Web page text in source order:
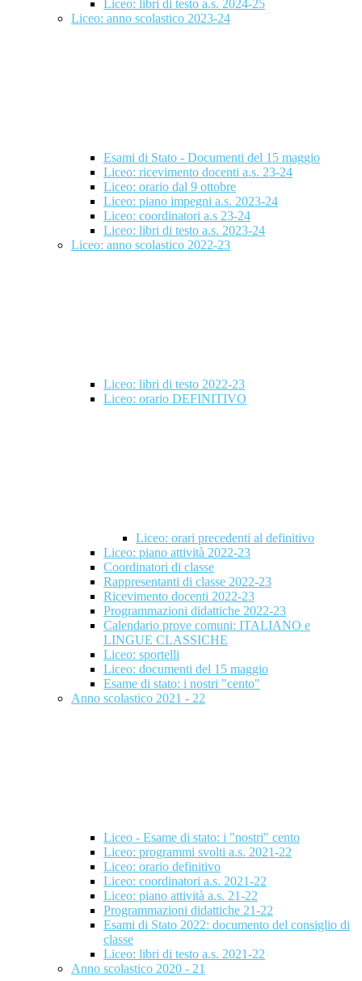
Liceo: libri di testo a.s. 2024-25
Liceo: anno scolastico 2023-24
Esami di Stato - Documenti del 15 maggio
Liceo: ricevimento docenti a.s. 23-24
Liceo: orario dal 9 ottobre
Liceo: piano impegni a.s. 2023-24
Liceo: coordinatori a.s 23-24
Liceo: libri di testo a.s. 2023-24
Liceo: anno scolastico 2022-23
Liceo: libri di testo 2022-23
Liceo: orario DEFINITIVO
Liceo: orari precedenti al definitivo
Liceo: piano attività 2022-23
Coordinatori di classe
Rappresentanti di classe 2022-23
Ricevimento docenti 2022-23
Programmazioni didattiche 2022-23
Calendario prove comuni: ITALIANO e
LINGUE CLASSICHE
Liceo: sportelli
Liceo: documenti del 15 maggio
Esame di stato: i nostri "cento"
Anno scolastico 2021 - 22
Liceo - Esame di stato: i "nostri" cento
Liceo: programmi svolti a.s. 2021-22
Liceo: orario definitivo
Liceo: coordinatori a.s. 2021-22
Liceo: piano attività a.s. 21-22
Programmazioni didattiche 21-22
Esami di Stato 2022: documento del consiglio di
classe
Liceo: libri di testo a.s. 2021-22
Anno scolastico 2020 - 21